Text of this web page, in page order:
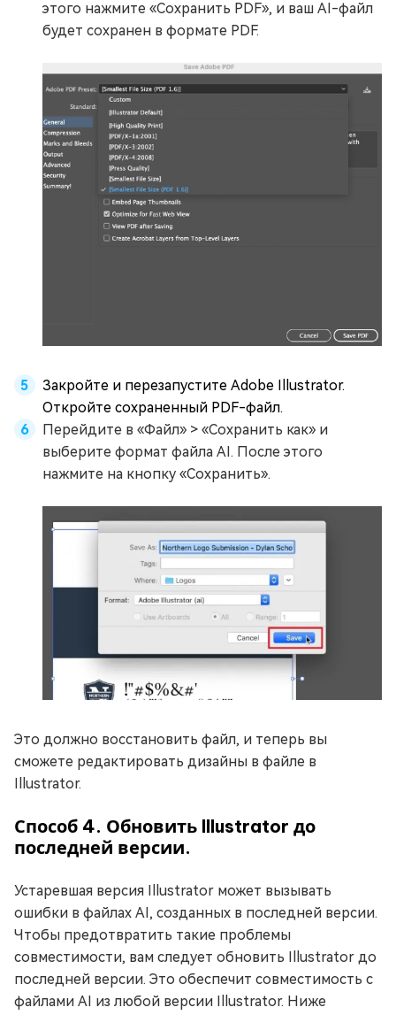
этого нажмите «Сохранить PDF», и ваш AI-файл
будет сохранен в формате PDF.
Закройте и перезапустите Adobe Illustrator.
Откройте сохраненный PDF-файл.
Перейдите в «Файл» > «Сохранить как» и
выберите формат файла AI. После этого
нажмите на кнопку «Сохранить».
Это должно восстановить файл, и теперь вы
сможете редактировать дизайны в файле в
Illustrator.
Способ 4. Обновить Illustrator до
последней версии.
Устаревшая версия Illustrator может вызывать
ошибки в файлах AI, созданных в последней версии.
Чтобы предотвратить такие проблемы
совместимости, вам следует обновить Illustrator до
последней версии. Это обеспечит совместимость с
файлами AI из любой версии Illustrator. Ниже